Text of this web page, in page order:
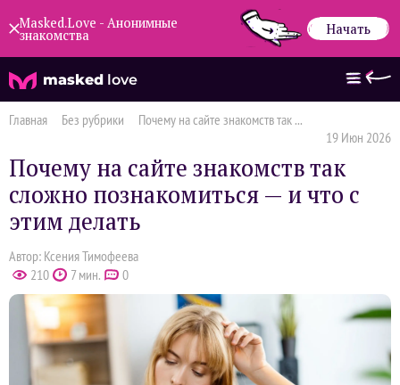
Masked.Love - Анонимные
знакомства Начать
masked love
Главная Без рубрики
Почему на сайте знакомств так ...
19 Июн 2026
Почему на сайте знакомств так
сложно познакомиться — и что с
этим делать
Автор: Ксения Тимофеева
210
7 мин. 0